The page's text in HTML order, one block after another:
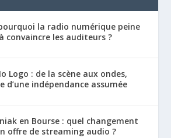
la radio numérique peine
convaincre les auditeurs ?
Logo : de la scène aux ondes,
d’une indépendance assumée
en Bourse : quel changement
offre de streaming audio ?